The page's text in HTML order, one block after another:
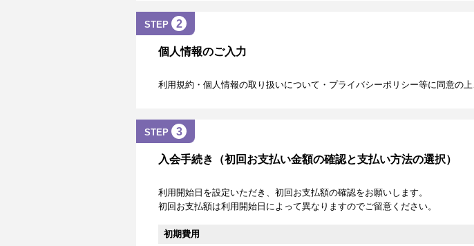
STEP 2
個人情報のご入力
利用規約・個人情報の取り扱いについて・プライバシーポリシー等に同意の
STEP 3
入会手続き（初回お支払い金額の確認と支払い方法の選択）
利用開始日を設定いただき、初回お支払額の確認をお願いします。
初回お支払額は利用開始日によって異なりますのでご留意ください。
初期費用